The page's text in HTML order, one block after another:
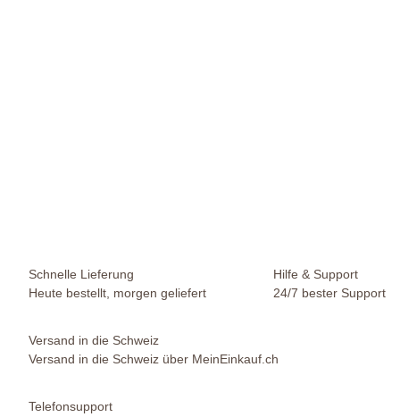
Schnelle Lieferung
Heute bestellt, morgen geliefert
Hilfe & Support
24/7 bester Support
Versand in die Schweiz
Versand in die Schweiz über MeinEinkauf.ch
Telefonsupport